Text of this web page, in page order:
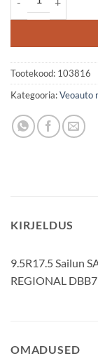
Tootekood: 103816
Kategooria:Veoauto
KIRJELDUS
9.5R17.5 Sailun
REGIONAL
OMADUSED